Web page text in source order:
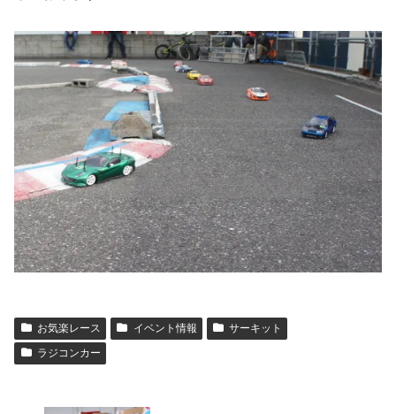
お気楽レース イベント情報
サーキット
ラジコンカー